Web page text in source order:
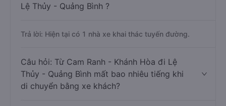
Lệ Thủy - Quảng Bình ?
Trả lời: Hiện tại có 1 nhà xe khai thác tuyến đường.
Câu hỏi: Từ Cam Ranh - Khánh Hòa đi Lệ
Thủy - Quảng Bình mất bao nhiêu tiếng khi
di chuyển bằng xe khách?